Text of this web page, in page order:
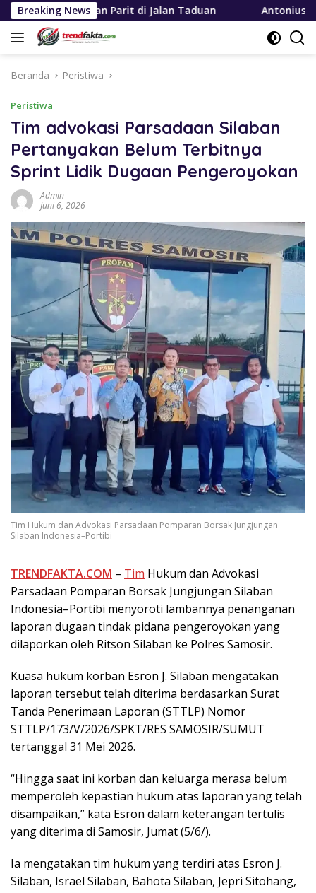
Langsung
ke
konten
Breaking News
Bersihkan Parit di Jalan Taduan Antonius
Beranda Peristiwa
Peristiwa
Tim advokasi Parsadaan Silaban
Pertanyakan Belum Terbitnya
Sprint Lidik Dugaan Pengeroyokan
Admin
Juni 6, 2026
Tim Hukum dan Advokasi Parsadaan Pomparan Borsak Jungjungan
Silaban Indonesia–Portibi
TRENDFAKTA.COM – Tim Hukum dan Advokasi
Parsadaan Pomparan Borsak Jungjungan Silaban
Indonesia–Portibi menyoroti lambannya penanganan
laporan dugaan tindak pidana pengeroyokan yang
dilaporkan oleh Ritson Silaban ke Polres Samosir.
Kuasa hukum korban Esron J. Silaban mengatakan
laporan tersebut telah diterima berdasarkan Surat
Tanda Penerimaan Laporan (STTLP) Nomor
STTLP/173/V/2026/SPKT/RES SAMOSIR/SUMUT
tertanggal 31 Mei 2026.
“Hingga saat ini korban dan keluarga merasa belum
memperoleh kepastian hukum atas laporan yang telah
disampaikan,” kata Esron dalam keterangan tertulis
yang diterima di Samosir, Jumat (5/6/).
Ia mengatakan tim hukum yang terdiri atas Esron J.
Silaban, Israel Silaban, Bahota Silaban, Jepri Sitohang,